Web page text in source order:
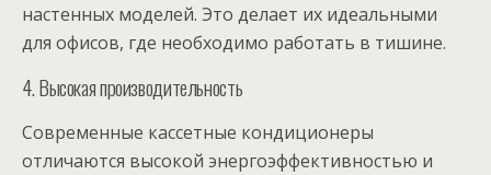
настенных моделей. Это делает их идеальными
для офисов, где необходимо работать в тишине.
4. Высокая производительность
Современные кассетные кондиционеры
отличаются высокой энергоэффективностью и